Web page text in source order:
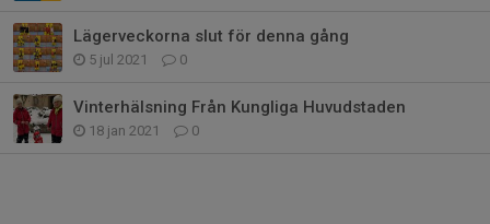
Lägerveckorna slut för denna gång
5 jul 2021 0
Vinterhälsning Från Kungliga Huvudstaden
18 jan 2021 0